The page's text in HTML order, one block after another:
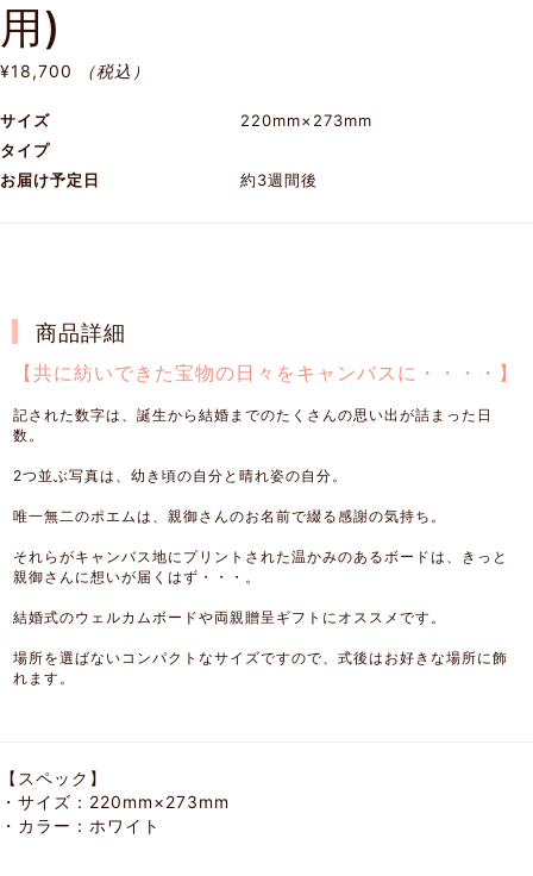
用)
¥18,700 （税込）
サイズ
220mm×273mm
タイプ
お届け予定日
約3週間後
商品詳細
【共に紡いできた宝物の日々をキャンバスに・・・・】
記された数字は、誕生から結婚までのたくさんの思い出が詰まった日
数。
2つ並ぶ写真は、幼き頃の自分と晴れ姿の自分。
唯一無二のポエムは、親御さんのお名前で綴る感謝の気持ち。
それらがキャンバス地にプリントされた温かみのあるボードは、きっと
親御さんに想いが届くはず・・・。
結婚式のウェルカムボードや両親贈呈ギフトにオススメです。
場所を選ばないコンパクトなサイズですので、式後はお好きな場所に飾
れます。
【スペック】
・サイズ：220mm×273mm
・カラー：ホワイト